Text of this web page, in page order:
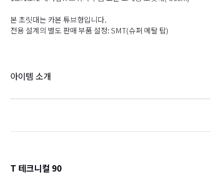
본 초릿대는 카본 튜브형입니다.
전용 설계의 별도 판매 부품 설정: SMT(슈퍼 메탈 탑)
아이템 소개
T 테크니컬 90